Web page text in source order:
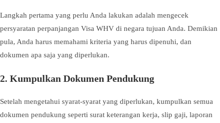
Langkah pertama yang perlu Anda lakukan adalah mengecek
persyaratan perpanjangan Visa WHV di negara tujuan Anda. Demikian
pula, Anda harus memahami kriteria yang harus dipenuhi, dan
dokumen apa saja yang diperlukan.
2. Kumpulkan Dokumen Pendukung
Setelah mengetahui syarat-syarat yang diperlukan, kumpulkan semua
dokumen pendukung seperti surat keterangan kerja, slip gaji, laporan